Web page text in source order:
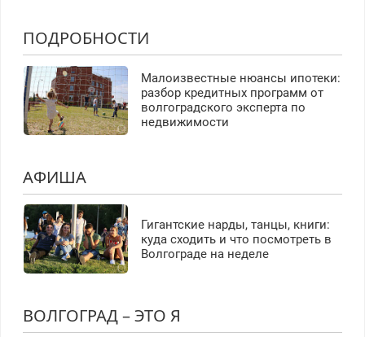
ПОДРОБНОСТИ
Малоизвестные нюансы ипотеки:
разбор кредитных программ от
волгоградского эксперта по
недвижимости
АФИША
Гигантские нарды, танцы, книги:
куда сходить и что посмотреть в
Волгограде на неделе
ВОЛГОГРАД – ЭТО Я